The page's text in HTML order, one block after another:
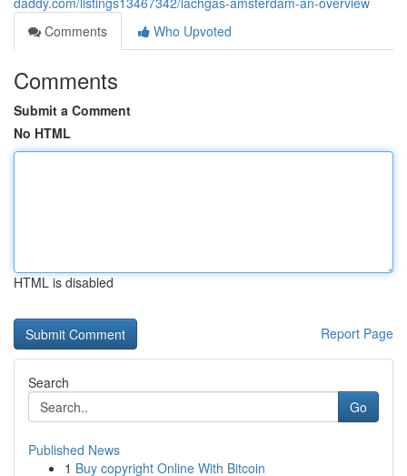
Comments
Who Upvoted
Comments
Submit a Comment
No HTML
HTML is disabled
Report Page
Search
Go
Published News
1 Buy copyright Online With Bitcoin